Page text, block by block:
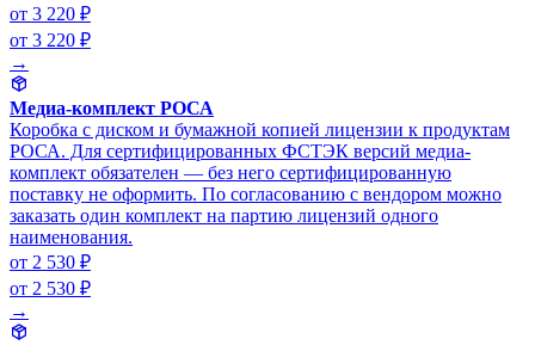
от 3 220 ₽
от 3 220 ₽
→
Медиа-комплект РОСА
Коробка с диском и бумажной копией лицензии к продуктам
РОСА. Для сертифицированных ФСТЭК версий медиа-
комплект обязателен — без него сертифицированную
поставку не оформить. По согласованию с вендором можно
заказать один комплект на партию лицензий одного
наименования.
от 2 530 ₽
от 2 530 ₽
→